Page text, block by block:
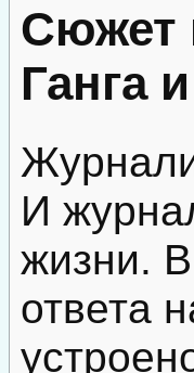
Сюжет
Ганга
И
жизни.
ответа